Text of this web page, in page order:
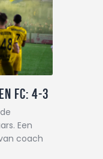
FC: 4-3
Een
coach